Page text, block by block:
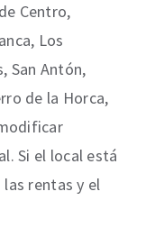
Centro,
Los
San Antón,
de la Horca,
Si el local está
rentas y el